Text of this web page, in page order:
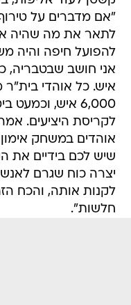
"אם מדברים על
לתאר את מה שהיה
להפועל חיפה והיה
איש. כל אוהדי בית"ר
6,000 איש,
לקריסת היציעים.
שיש לכם בידיים את
יצרה כוח שגרם
לקנות אותה, והכח
חלשות".